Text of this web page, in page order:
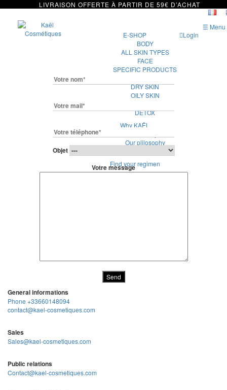
E-SHOP
BODY
ALL SKIN TYPES
FACE
SPECIFIC PRODUCTS
DRY SKIN
OILY SKIN
DETOX
Why KAËL
Our plilosophy
Find your regimen
Login
☰ Menu
Objet
Votre message
General informations
Phone +33660148094
contact@kael-cosmetiques.com
Sales
Sales@kael-cosmetiques.com
Public relations
Contact@kael-cosmetiques.com
LIVRAISON OFFERTE À PARTIR DE 59€ D’ACHAT